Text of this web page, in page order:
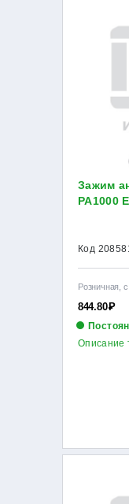
Зажим
PA1000
Код
Розничная,
844.80Р
Описание